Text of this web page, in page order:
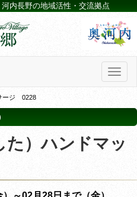
内長野の地域活性・交流拠点
ージ 0228
た）ハンドマッ